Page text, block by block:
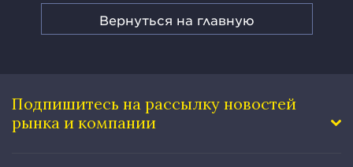
Вернуться на главную
Подпишитесь на рассылку новостей
рынка и компании